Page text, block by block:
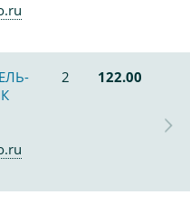
2 122.00